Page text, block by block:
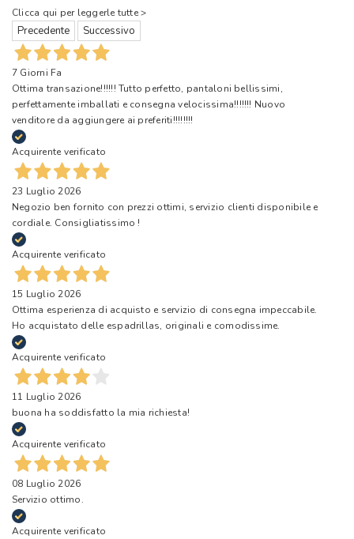
Clicca qui per leggerle tutte >
Precedente Successivo
7 Giorni Fa
Ottima transazione!!!!!! Tutto perfetto, pantaloni bellissimi,
perfettamente imballati e consegna velocissima!!!!!!! Nuovo
venditore da aggiungere ai preferiti!!!!!!!!
Acquirente verificato
23 Luglio 2026
Negozio ben fornito con prezzi ottimi, servizio clienti disponibile e
cordiale. Consigliatissimo !
Acquirente verificato
15 Luglio 2026
Ottima esperienza di acquisto e servizio di consegna impeccabile.
Ho acquistato delle espadrillas, originali e comodissime.
Acquirente verificato
11 Luglio 2026
buona ha soddisfatto la mia richiesta!
Acquirente verificato
08 Luglio 2026
Servizio ottimo.
Acquirente verificato